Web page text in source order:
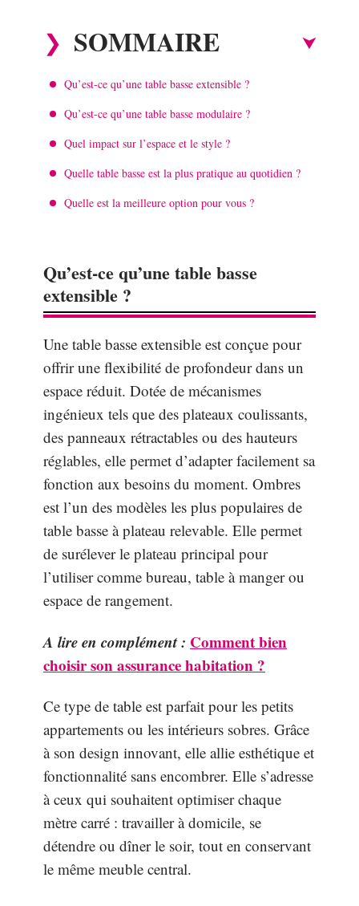
SOMMAIRE
Qu’est-ce qu’une table basse extensible ?
Qu’est-ce qu’une table basse modulaire ?
Quel impact sur l’espace et le style ?
Quelle table basse est la plus pratique au quotidien ?
Quelle est la meilleure option pour vous ?
Qu’est-ce qu’une table basse
extensible ?
Une table basse extensible est conçue pour
offrir une flexibilité de profondeur dans un
espace réduit. Dotée de mécanismes
ingénieux tels que des plateaux coulissants,
des panneaux rétractables ou des hauteurs
réglables, elle permet d’adapter facilement sa
fonction aux besoins du moment. Ombres
est l’un des modèles les plus populaires de
table basse à plateau relevable. Elle permet
de surélever le plateau principal pour
l’utiliser comme bureau, table à manger ou
espace de rangement.
A lire en complément : Comment bien
choisir son assurance habitation ?
Ce type de table est parfait pour les petits
appartements ou les intérieurs sobres. Grâce
à son design innovant, elle allie esthétique et
fonctionnalité sans encombrer. Elle s’adresse
à ceux qui souhaitent optimiser chaque
mètre carré : travailler à domicile, se
détendre ou dîner le soir, tout en conservant
le même meuble central.